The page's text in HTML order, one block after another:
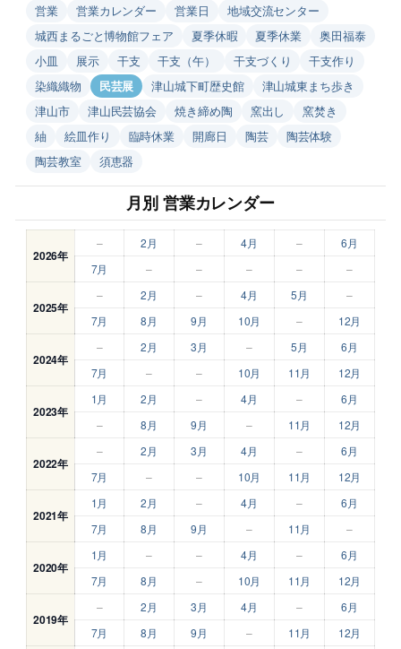
営業
営業カレンダー 営業日
地域交流センター
城西まるごと博物館フェア
夏季休暇 夏季休業
奥田福泰
小皿
展示 干支 干支（午） 干支づくり
干支作り
染織織物
民芸展 津山城下町歴史館
津山城東まち歩き
津山市
津山民芸協会 焼き締め陶 窯出し
窯焚き
紬
絵皿作り 臨時休業 開廊日 陶芸
陶芸体験
陶芸教室
須恵器
月別 営業カレンダー
2026年
– 2月 – 4月 –
6月
7月
– – – – –
2025年
– 2月 – 4月 5月
–
7月
8月 9月 10月 – 12月
2024年
– 2月 3月 – 5月
6月
7月
– – 10月 11月 12月
2023年
1月 2月 – 4月 –
6月
–
8月 9月 – 11月 12月
2022年
– 2月 3月 4月 –
6月
7月
– – 10月 11月 12月
2021年
1月 2月 – 4月 –
6月
7月
8月 9月 – 11月 –
2020年
1月 – – 4月 –
6月
7月
8月 – 10月 11月 12月
2019年
– 2月 3月 4月 –
6月
7月
8月 9月 – 11月 12月